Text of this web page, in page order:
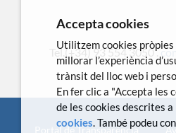
Tel.(+34) 93 554 3050 .
Portal de Transparència
Accepta cookies
Utilitzem cookies
millorar l’experiència
trànsit del lloc web i
En fer clic a "Accepta les
de les cookies descrites
cookies. També podeu